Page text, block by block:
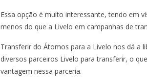
Essa opção é muito interessante, tendo em
menos do que a Livelo em campanhas de
Transferir do Átomos para a Livelo nos dá a
diversos parceiros Livelo para transferir, o
vantagem nessa parceria.